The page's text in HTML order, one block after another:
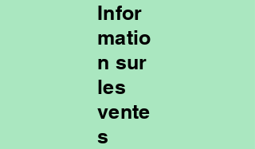
Infor
matio
n sur
les
vente
s